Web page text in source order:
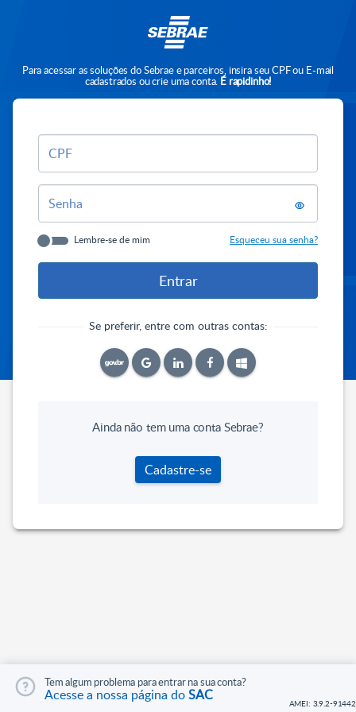
Para acessar as soluções do Sebrae e parceiros, insira seu CPF ou E-mail
cadastrados ou crie uma conta. É rapidinho!
CPF
Senha
Lembre-se de mim Esqueceu sua senha?
Se preferir, entre com outras contas:
Tem algum problema para entrar na sua conta?
Acesse a nossa página doSAC
Ainda não tem uma conta Sebrae?
Cadastre-se
AMEI: 3.9.2-91442